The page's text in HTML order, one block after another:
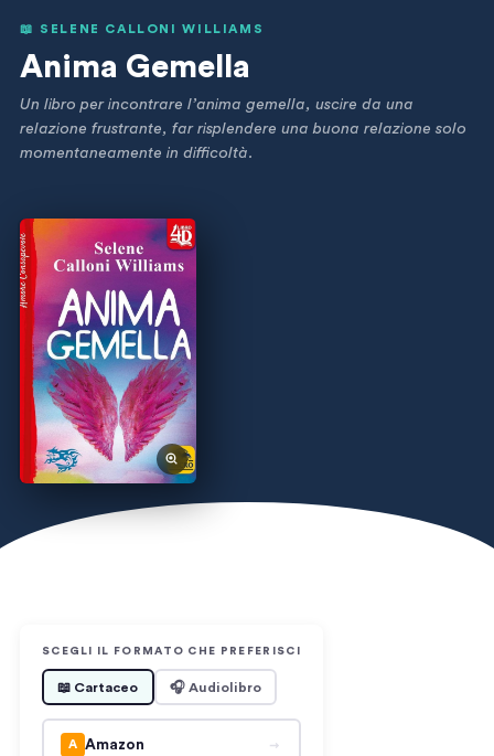
📖 SELENE CALLONI WILLIAMS
Anima Gemella
Un libro per incontrare l’anima gemella, uscire da una
relazione frustrante, far risplendere una buona relazione solo
momentaneamente in difficoltà.
SCEGLI IL FORMATO CHE PREFERISCI
📖 Cartaceo 🎧 Audiolibro
A Amazon